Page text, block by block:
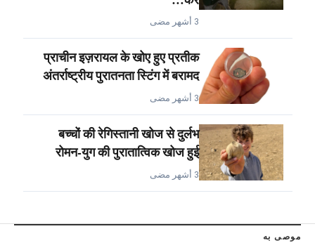
3 أشهر مضى
प्राचीन इज़रायल के खोए हुए प्रतीक
अंतर्राष्ट्रीय पुरातनता स्टिंग में बरामद
3 أشهر مضى
बच्चों की रेगिस्तानी खोज से दुर्लभ
रोमन-युग की पुरातात्विक खोज हुई
3 أشهر مضى
موصى به